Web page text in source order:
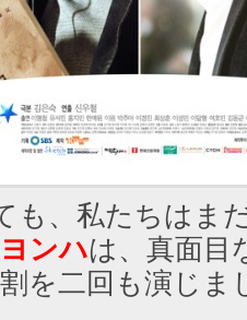
も、私たちはま
ンハは、真面目
を二回も演じま